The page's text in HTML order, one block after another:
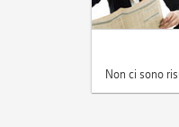
Non ci sono